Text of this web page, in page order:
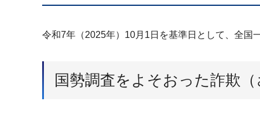
令和7年（2025年）10⽉1⽇を基準⽇として、全国
国勢調査をよそおった詐欺